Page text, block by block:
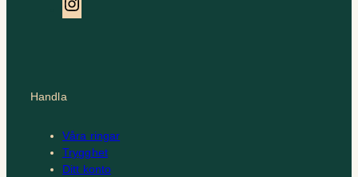
Handla
Våra ringar
Trygghet
Ditt konto